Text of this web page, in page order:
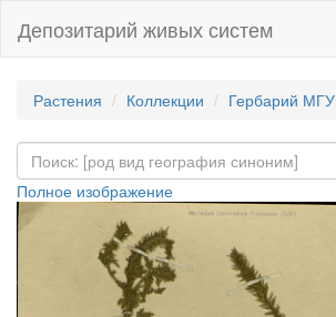
Депозитарий живых систем
Растения Коллекции Гербарий МГУ
Полное изображение